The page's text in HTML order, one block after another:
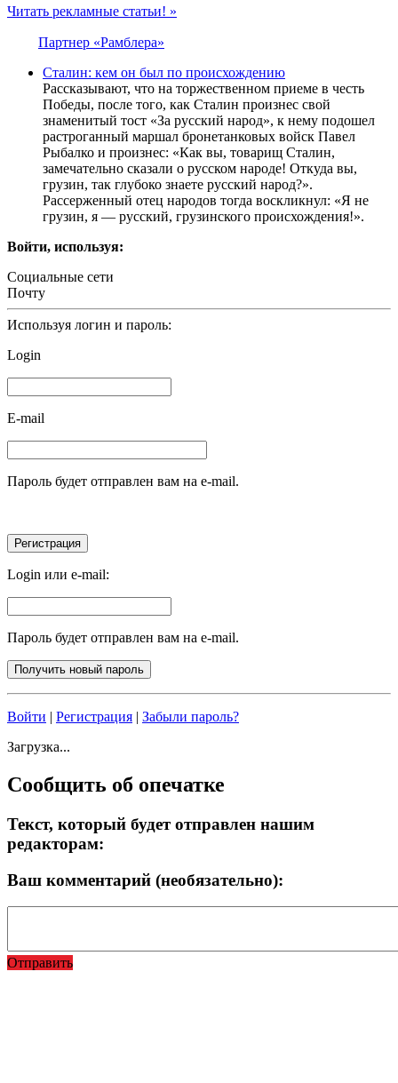
Читать рекламные статьи! »
Партнер «Рамблера»
Сталин: кем он был по происхождению
Рассказывают, что на торжественном приеме в честь
Победы, после того, как Сталин произнес свой
знаменитый тост «За русский народ», к нему подошел
растроганный маршал бронетанковых войск Павел
Рыбалко и произнес: «Как вы, товарищ Сталин,
замечательно сказали о русском народе! Откуда вы,
грузин, так глубоко знаете русский народ?».
Рассерженный отец народов тогда воскликнул: «Я не
грузин, я — русский, грузинского происхождения!».
Войти, используя:
Социальные сети
Почту
Используя логин и пароль:
Login
E-mail
Пароль будет отправлен вам на e-mail.
Login или e-mail:
Пароль будет отправлен вам на e-mail.
Войти | Регистрация | Забыли пароль?
Загрузка...
Сообщить об опечатке
Текст, который будет отправлен нашим
редакторам:
Ваш комментарий (необязательно):
Отправить